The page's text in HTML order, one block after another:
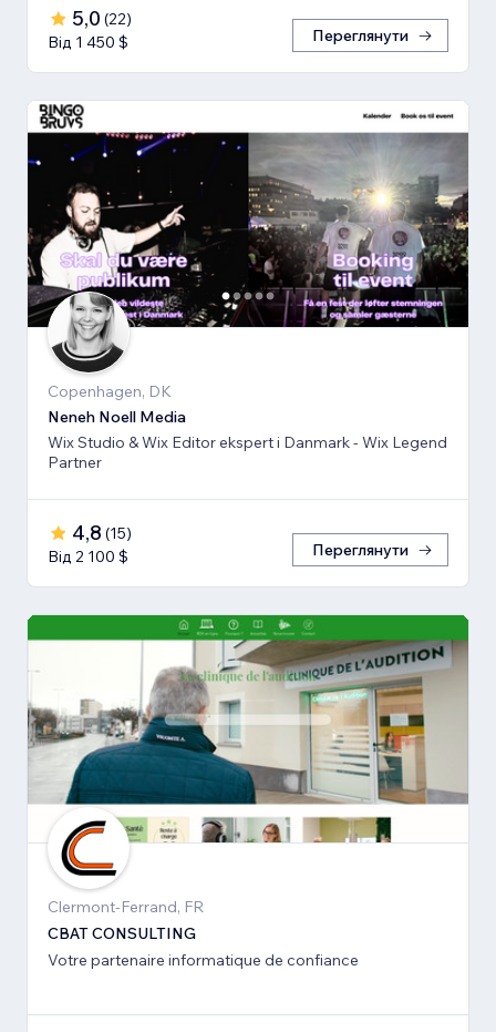
5,0 (22)
Від 1 450 $
Переглянути
Copenhagen, DK
Neneh Noell Media
Wix Studio & Wix Editor ekspert i Danmark - Wix Legend
Partner
4,8 (15)
Від 2 100 $
Переглянути
Clermont-Ferrand, FR
CBAT CONSULTING
Votre partenaire informatique de confiance